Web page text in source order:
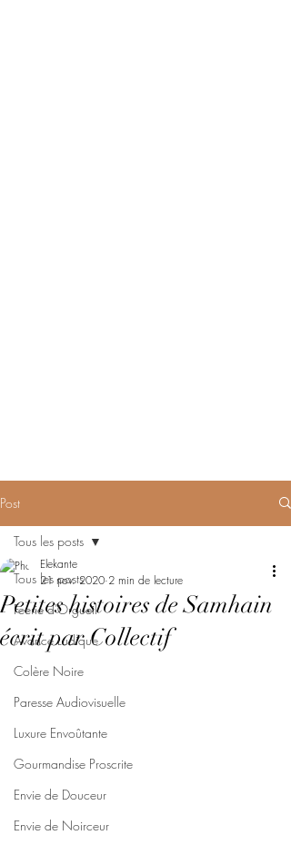
Post
Tous les posts
Féerie d'Orgueil
Avarice Ludique
Colère Noire
Paresse Audiovisuelle
Luxure Envoûtante
Gourmandise Proscrite
Envie de Douceur
Envie de Noirceur
Tous les posts
Petites histoires de Samhain
écrit par Collectif
Elekante
21 nov. 2020 2 min de lecture